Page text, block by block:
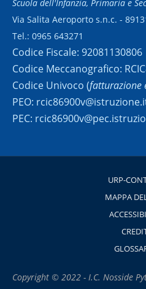
Scuola dell'Infanzia, Primaria e
Via Salita Aeroporto s.n.c. -
Tel.: 0965 643271
Codice Fiscale: 92081130806
Codice Meccanografico:
Codice Univoco (fatturazione
PEO:
PEC:
URP-
MAPPA
Copyright © 2022 - I.C. Nosside